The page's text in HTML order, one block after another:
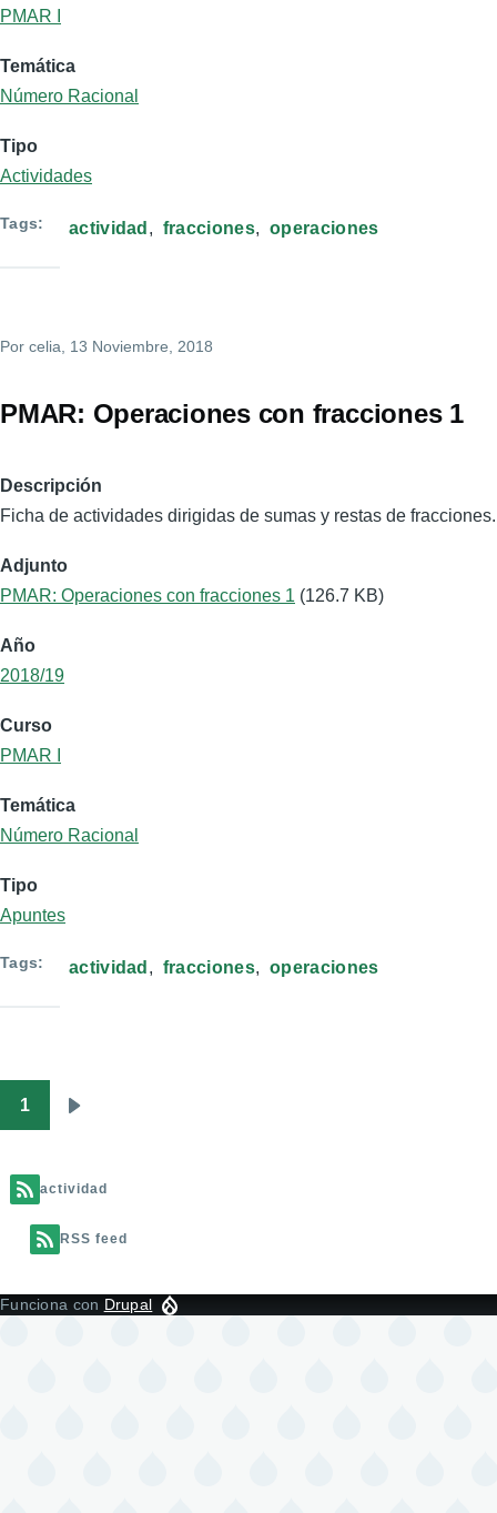
PMAR I
Temática
Número Racional
Tipo
Actividades
Tags actividad fracciones operaciones
Por celia , 13 Noviembre, 2018
PMAR: Operaciones con fracciones 1
Descripción
Ficha de actividades dirigidas de sumas y restas de fracciones.
Adjunto
PMAR: Operaciones con fracciones 1 (126.7 KB)
Año
2018/19
Curso
PMAR I
Temática
Número Racional
Tipo
Apuntes
Tags actividad fracciones operaciones
Paginación
1
actividad
RSS feed
Funciona con Drupal